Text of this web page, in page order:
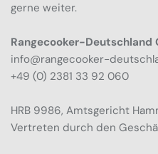
gerne weiter.
Rangecooker-Deutschland
info@rangecooker-
+49 (0) 2381 33 92 060
HRB 9986, Amtsgericht
Vertreten durch den